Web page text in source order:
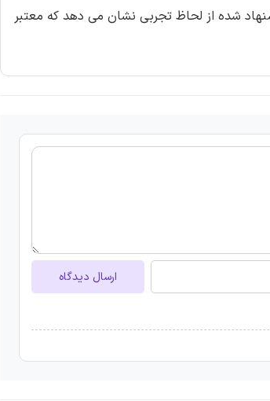
شده از لحاظ تجربی نشان می دهد که معتبر
ارسال دیدگاه